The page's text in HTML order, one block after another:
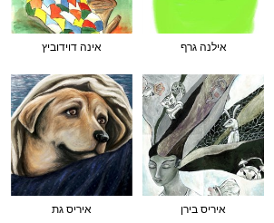
אילנה גרף אינה דוידוביץ
איריס בירן איריס גת